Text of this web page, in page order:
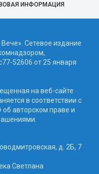
ИНФОРМАЦИЯ
Сетевое издание
52606 от 25 января
на веб-сайте
в соответствии с
авторском праве и
д. 2Б, 7
Светлана